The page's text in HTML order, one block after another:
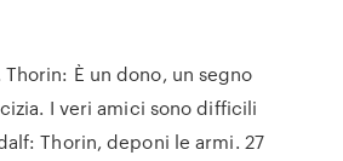
È un dono, un segno
I veri amici sono difficili
Thorin, deponi le armi. 27